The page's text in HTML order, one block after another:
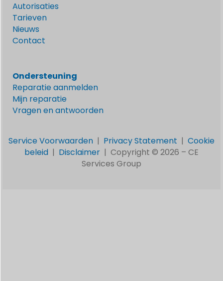
Autorisaties
Tarieven
Nieuws
Contact
Ondersteuning
Reparatie aanmelden
Mijn reparatie
Vragen en antwoorden
Service Voorwaarden | Privacy Statement | Cookie
beleid | Disclaimer | Copyright © 2026 – CE
Services Group